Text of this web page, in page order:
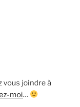
vous joindre à
moi…